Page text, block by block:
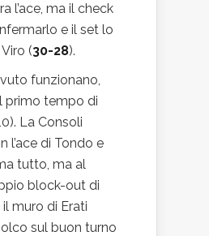
l’ace, ma il check
e il set lo
(30-28).
funzionano,
primo tempo di
La Consoli
l’ace di Tondo e
tutto, ma al
block-out di
muro di Erati
sul buon turno